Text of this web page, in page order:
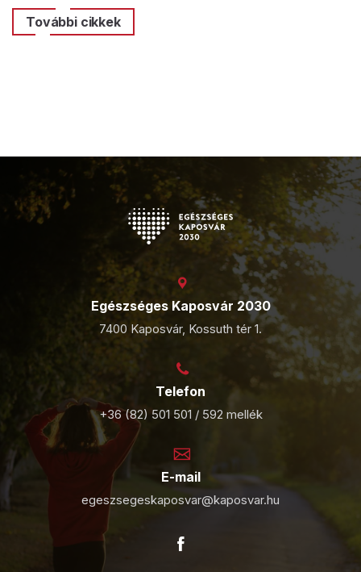
További cikkek
Egészséges Kaposvár 2030
7400 Kaposvár, Kossuth tér 1.
Telefon
+36 (82) 501 501 / 592 mellék
E-mail
egeszsegeskaposvar@kaposvar.hu